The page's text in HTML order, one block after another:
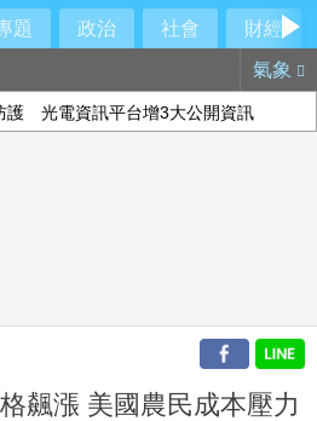
題 政治 社會
財經
氣象
護 光電資訊平台增3大公開資訊
飆漲 美國農民成本壓力